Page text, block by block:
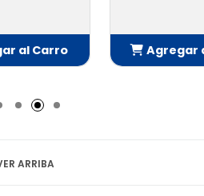
al Carro
Agregar
ARRIBA